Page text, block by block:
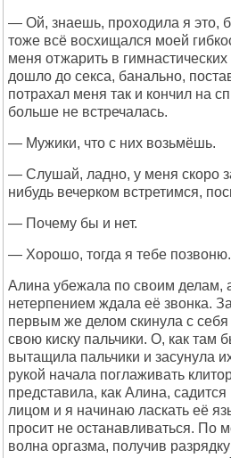
— Ой, знаешь, проходила я это,
тоже всё восхищался моей
меня отжарить в гимнастических
дошло до секса, банально,
потрахал меня так и кончил на
больше не встречалась.
— Мужики, что с них возьмёшь.
— Слушай, ладно, у меня скоро
нибудь вечерком встретимся,
— Почему бы и нет.
— Хорошо, тогда я тебе позвоню.
Алина убежала по своим делам,
нетерпением ждала её звонка.
первым же делом скинула с себя
свою киску пальчики. О, как там
вытащила пальчики и засунула
рукой начала поглаживать
представила, как Алина,
лицом и я начинаю ласкать её
просит не останавливаться. По
волна оргазма, получив